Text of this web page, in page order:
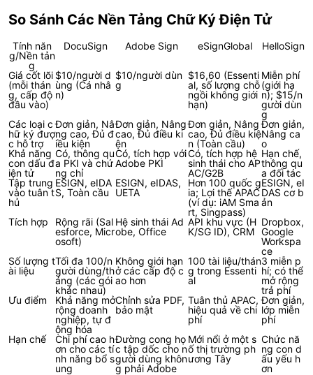
So Sánh Các Nền Tảng Chữ Ký Điện Tử
Tính năn
g/Nền tản
g
DocuSign Adobe Sign eSignGlobal HelloSign
Giá cốt lõi
(mỗi thán
g, cấp độ
đầu vào)
$10/người d
ùng (Cá nhâ
n)
$10/người dùn
g
$16,60 (Essenti
al, số lượng chỗ
ngồi không giới
hạn)
Miễn phí
(giới hạ
n); $15/n
gười dùn
g
Các loại c
hữ ký đượ
c hỗ trợ
Đơn giản, Nâ
ng cao, Đủ đ
iều kiện
Đơn giản, Nâng
cao, Đủ điều ki
ện
Đơn giản, Nâng
cao, Đủ điều kiệ
n (Toàn cầu)
Đơn giản,
Nâng ca
o
Khả năng
con dấu đ
iện tử
Có, thông qu
a PKI và chứ
ng chỉ
Có, tích hợp với
Adobe PKI
Có, tích hợp hệ
sinh thái cho AP
AC/G2B
Hạn chế,
thông qu
a đối tác
Tập trung
vào tuân t
hủ
ESIGN, eIDA
S, Toàn cầu
ESIGN, eIDAS,
UETA
Hơn 100 quốc g
ia; Lợi thế APAC
(ví dụ: iAM Sma
rt, Singpass)
ESIGN, eI
DAS cơ b
ản
Tích hợp
Rộng rãi (Sal
esforce, Micr
osoft)
Hệ sinh thái Ad
obe, Office
API khu vực (H
K/SG ID), CRM
Dropbox,
Google
Workspa
ce
Số lượng t
ài liệu
Tối đa 100/n
gười dùng/th
áng (các gói
khác nhau)
Không giới hạn
ở các cấp độ c
ao hơn
100 tài liệu/thán
g trong Essenti
al
3 miễn p
hí; có thể
mở rộng
trả phí
Ưu điểm
Khả năng mở
rộng doanh
nghiệp, tự đ
ộng hóa
Chỉnh sửa PDF,
bảo mật
Tuân thủ APAC,
hiệu quả về chi
phí
Đơn giản,
lớp miễn
phí
Hạn chế
Chi phí cao h
ơn cho các tí
nh năng bổ s
ung
Đường cong họ
c tập dốc cho n
gười dùng khôn
g phải Adobe
Mới nổi ở một s
ố thị trường ph
ương Tây
Chức nă
ng con d
ấu yếu h
ơn